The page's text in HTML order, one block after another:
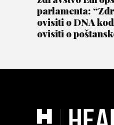
parlamenta:
ovisiti o DNA
ovisiti o